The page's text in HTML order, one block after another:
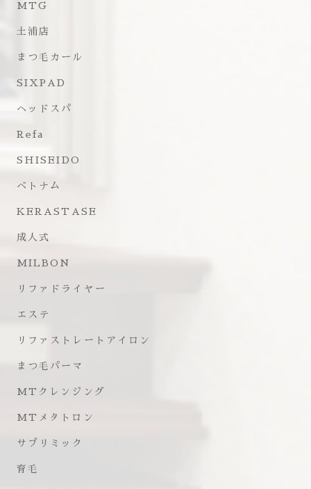
MTG
土浦店
まつ毛カール
SIXPAD
ヘッドスパ
Refa
SHISEIDO
ベトナム
KERASTASE
成人式
MILBON
リファドライヤー
エステ
リファストレートアイロン
まつ毛パーマ
MTクレンジング
MTメタトロン
サブリミック
育毛